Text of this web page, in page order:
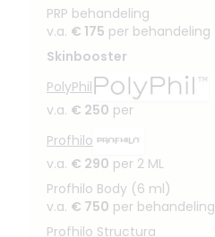
PRP behandeling
v.a. € 175 per behandeling
Skinbooster
PolyPhil
v.a. € 250 per
Profhilo
v.a. € 290 per 2 ML
Profhilo Body (6 ml)
v.a. € 750 per behandeling
Profhilo Structura